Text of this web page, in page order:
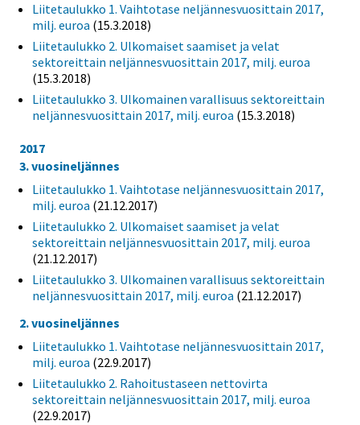
Liitetaulukko 1. Vaihtotase neljännesvuosittain 2017,
milj. euroa (15.3.2018)
Liitetaulukko 2. Ulkomaiset saamiset ja velat
sektoreittain neljännesvuosittain 2017, milj. euroa
(15.3.2018)
Liitetaulukko 3. Ulkomainen varallisuus sektoreittain
neljännesvuosittain 2017, milj. euroa (15.3.2018)
2017
3. vuosineljännes
Liitetaulukko 1. Vaihtotase neljännesvuosittain 2017,
milj. euroa (21.12.2017)
Liitetaulukko 2. Ulkomaiset saamiset ja velat
sektoreittain neljännesvuosittain 2017, milj. euroa
(21.12.2017)
Liitetaulukko 3. Ulkomainen varallisuus sektoreittain
neljännesvuosittain 2017, milj. euroa (21.12.2017)
2. vuosineljännes
Liitetaulukko 1. Vaihtotase neljännesvuosittain 2017,
milj. euroa (22.9.2017)
Liitetaulukko 2. Rahoitustaseen nettovirta
sektoreittain neljännesvuosittain 2017, milj. euroa
(22.9.2017)